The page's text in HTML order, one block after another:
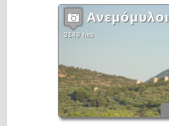
Ανεμόμυλοι
3149 hits